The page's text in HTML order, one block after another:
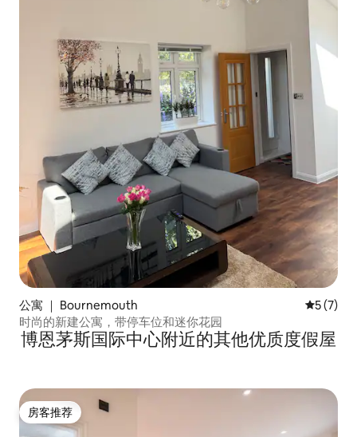
公寓 ｜ Bournemouth 平均评分
5 (7)
时尚的新建公寓，带停车位和迷你花园
博恩茅斯国际中心附近的其他优质度假屋
房客推荐
房客推荐